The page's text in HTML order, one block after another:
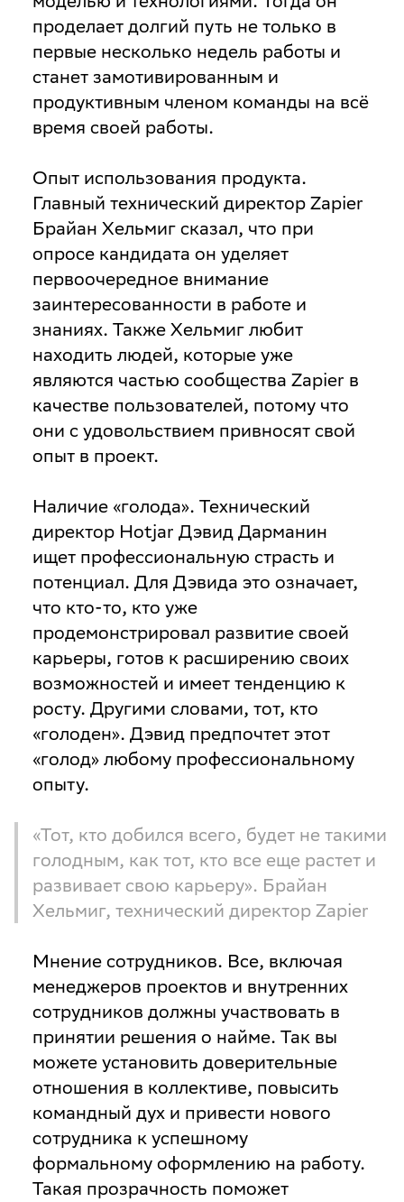
проделает долгий путь не только в
первые несколько недель работы и
станет замотивированным и
продуктивным членом команды на всё
время своей работы.
Опыт использования продукта.
Главный технический директор Zapier
Брайан Хельмиг сказал, что при
опросе кандидата он уделяет
первоочередное внимание
заинтересованности в работе и
знаниях. Также Хельмиг любит
находить людей, которые уже
являются частью сообщества Zapier в
качестве пользователей, потому что
они с удовольствием привносят свой
опыт в проект.
Наличие «голода». Технический
директор Hotjar Дэвид Дарманин
ищет профессиональную страсть и
потенциал. Для Дэвида это означает,
что кто-то, кто уже
продемонстрировал развитие своей
карьеры, готов к расширению своих
возможностей и имеет тенденцию к
росту. Другими словами, тот, кто
«голоден». Дэвид предпочтет этот
«голод» любому профессиональному
опыту.
«Тот, кто добился всего, будет не такими
голодным, как тот, кто все еще растет и
развивает свою карьеру». Брайан
Хельмиг, технический директор Zapier
Мнение сотрудников. Все, включая
менеджеров проектов и внутренних
сотрудников должны участвовать в
принятии решения о найме. Так вы
можете установить доверительные
отношения в коллективе, повысить
командный дух и привести нового
сотрудника к успешному
формальному оформлению на работу.
Такая прозрачность поможет